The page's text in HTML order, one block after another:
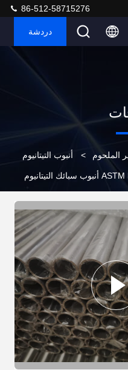
86-512-58715276
دردشة
الملحوم > أنبوب التيتانيوم
غير الملحوم للبتروكيماويات ASTM B338 Gr9 أنبوب سبائك التيتانيوم